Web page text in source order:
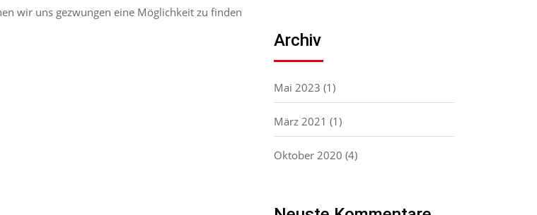
wir uns gezwungen eine Möglichkeit zu finden
Archiv
Mai 2023 (1)
März 2021 (1)
Oktober 2020 (4)